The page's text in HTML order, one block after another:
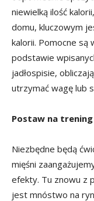
niewielką ilość
domu, kluczowym
kalorii. Pomocne są
podstawie
jadłospisie,
utrzymać wagę lub
Postaw na
Niezbędne będą
mięśni
efekty. Tu znowu z
jest mnóstwo na